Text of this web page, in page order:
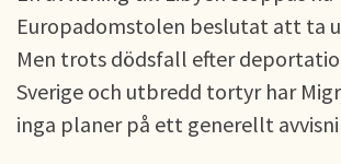
Europadomstolen beslutat att ta
Men trots dödsfall efter
Sverige och utbredd tortyr har
inga planer på ett generellt